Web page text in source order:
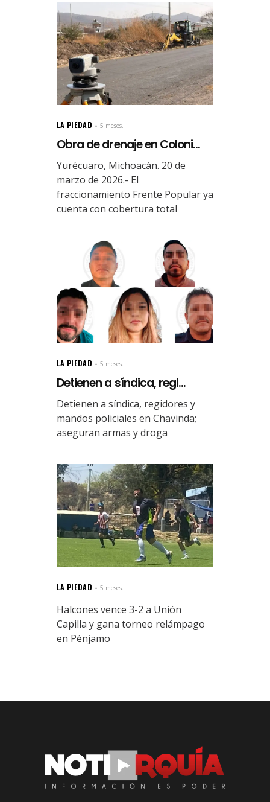
LA PIEDAD 5 meses.
Obra de drenaje en Coloni...
Yurécuaro, Michoacán. 20 de
marzo de 2026.- El
fraccionamiento Frente Popular ya
cuenta con cobertura total
LA PIEDAD 5 meses.
Detienen a síndica, regi...
Detienen a síndica, regidores y
mandos policiales en Chavinda;
aseguran armas y droga
LA PIEDAD 5 meses.
Halcones vence 3-2 a Unión
Capilla y gana torneo relámpago
en Pénjamo